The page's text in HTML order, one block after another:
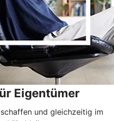
Eigentümer
und gleichzeitig im